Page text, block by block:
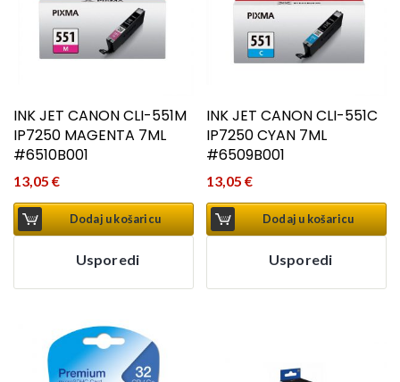
INK JET CANON CLI-551M
IP7250 MAGENTA 7ML
#6510B001
13,05 €
Dodaj u košaricu
Usporedi
INK JET CANON CLI-551C
IP7250 CYAN 7ML
#6509B001
13,05€
Dodaj u košaricu
Usporedi